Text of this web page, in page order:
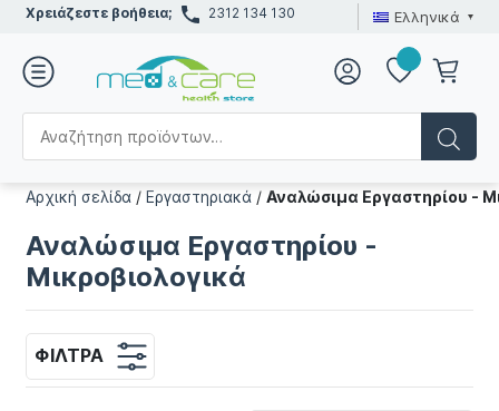
Χρειάζεστε βοήθεια; 2312 134 130 Ελληνικά
Αρχική σελίδα /Εργαστηριακά /Αναλώσιμα Εργαστηρίου -
Αναλώσιμα Εργαστηρίου -
Μικροβιολογικά
ΦΊΛΤΡΑ